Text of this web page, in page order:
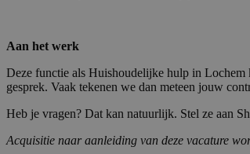
Aan het werk
Deze functie als Huishoudelijke hulp in
gesprek. Vaak tekenen we dan meteen jouw
Heb je vragen? Dat kan natuurlijk. Stel ze aan
Acquisitie naar aanleiding van deze vacature